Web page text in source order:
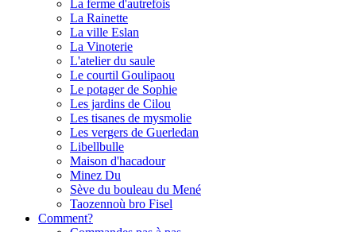
La ferme d'autrefois
La Rainette
La ville Eslan
La Vinoterie
L'atelier du saule
Le courtil Goulipaou
Le potager de Sophie
Les jardins de Cilou
Les tisanes de mysmolie
Les vergers de Guerledan
Libellbulle
Maison d'hacadour
Minez Du
Sève du bouleau du Mené
Taozennoù bro Fisel
Comment?